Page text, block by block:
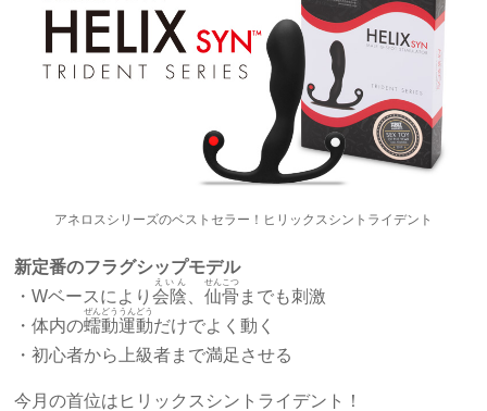
アネロスシリーズのベストセラー！ヒリックスシントライデント
新定番のフラグシップモデル
・Wベースにより会陰
えいん
、仙骨
せんこつ
までも刺激
・体内の蠕動運動
ぜんどううんどう
だけでよく動く
・初心者から上級者まで満足させる
今月の首位はヒリックスシントライデント！